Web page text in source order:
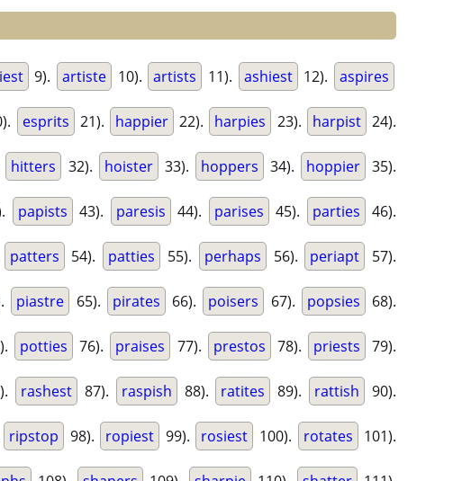
9). artiste 10). artists 11). ashiest 12). aspires
esprits 21). happier 22). harpies 23). harpist 24).
hitters 32). hoister 33). hoppers 34). hoppier 35).
papists 43). paresis 44). parises 45). parties 46).
patters 54). patties 55). perhaps 56). periapt 57).
piastre 65). pirates 66). poisers 67). popsies 68).
potties 76). praises 77). prestos 78). priests 79).
rashest 87). raspish 88). ratites 89). rattish 90).
ripstop 98). ropiest 99). rosiest 100). rotates 101).